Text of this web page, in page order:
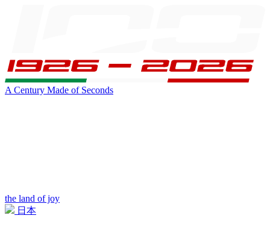
A Century Made of Seconds
the land of joy
日本